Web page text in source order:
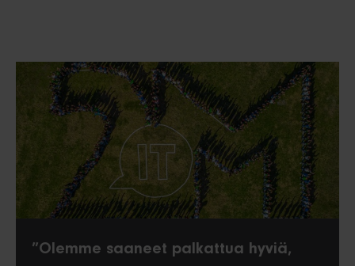
”Olemme saaneet palkattua hyviä,